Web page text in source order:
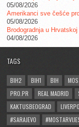
05/08/2026
Amerikanci sve češće
05/08/2026
Brodogradnja u
04/08/2026
TAGS
BIH2 BIH1 BIH
PRO.PR
REAL MADRID
KAKTUSBEOGRAD
#SARAJEVO